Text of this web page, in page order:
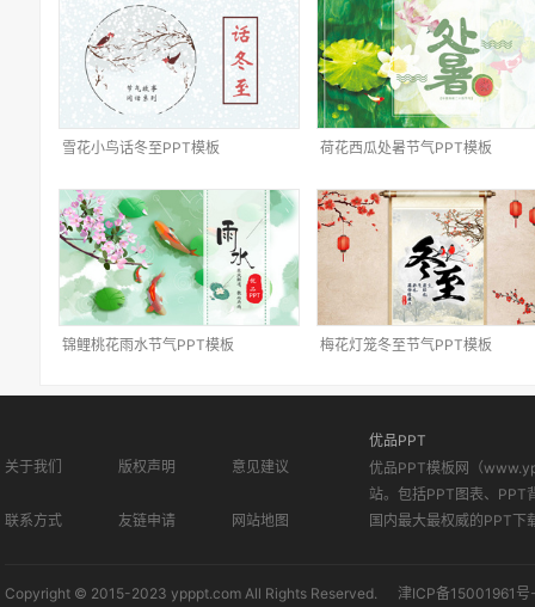
雪花小鸟话冬至PPT模板 荷花西瓜处暑节气PPT模板
锦鲤桃花雨水节气PPT模板 梅花灯笼冬至节气PPT模板
关于我们 版权声明 意见建议
联系方式 友链申请 网站地图
优品PPT
优品PPT模板网（
站。包括PPT图表、PPT
国内最大最权威的PPT下
Copyright © 2015-2023 ypppt.com All Rights Reserved. 津ICP备15001961号